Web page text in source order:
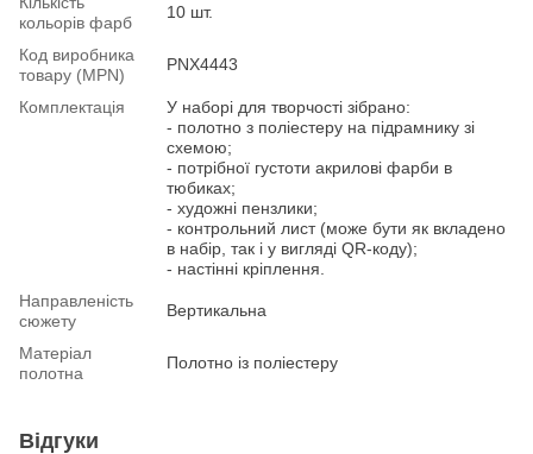
кольорів фарб
10 шт.
Код виробника
товару (MPN)
PNX4443
Комплектація
У наборі для творчості зібрано:
- полотно з поліестеру на підрамнику зі
схемою;
- потрібної густоти акрилові фарби в
тюбиках;
- художні пензлики;
- контрольний лист (може бути як вкладено
в набір, так і у вигляді QR-коду);
- настінні кріплення.
Направленість
сюжету
Вертикальна
Матеріал
полотна
Полотно із поліестеру
Відгуки